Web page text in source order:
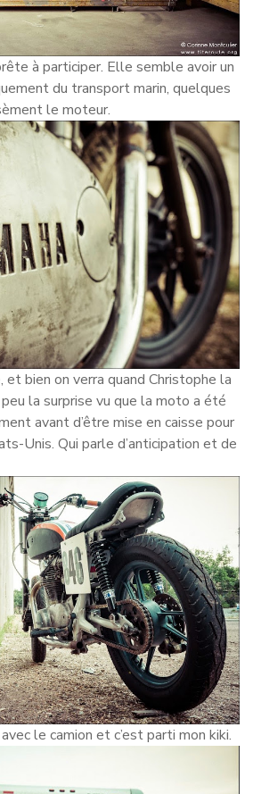
à participer. Elle semble avoir un
du transport marin, quelques
le moteur.
et bien on verra quand Christophe la
peu la surprise vu que la moto a été
avant d’être mise en caisse pour
Unis. Qui parle d’anticipation et de
le camion et c’est parti mon kiki.